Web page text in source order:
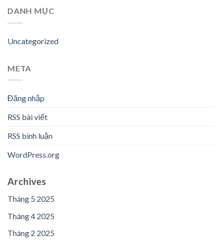
DANH MỤC
Uncategorized
META
Đăng nhập
RSS bài viết
RSS bình luận
WordPress.org
Archives
Tháng 5 2025
Tháng 4 2025
Tháng 2 2025